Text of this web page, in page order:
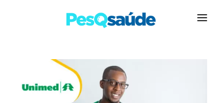
PLANOS DE SAÚDE
LABORATÓRIOS